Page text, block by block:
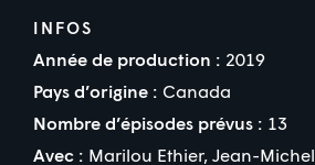
INFOS
Année de production : 2019
Pays d’origine : Canada
Nombre d’épisodes prévus : 13
Avec : Marilou Ethier, Jean-Michel